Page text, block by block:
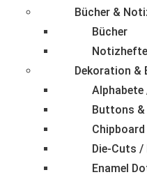
Bücher &
Bücher
Notizhefte
Dekoration &
Alphabete
Buttons &
Chipboard
Die-Cuts /
Enamel